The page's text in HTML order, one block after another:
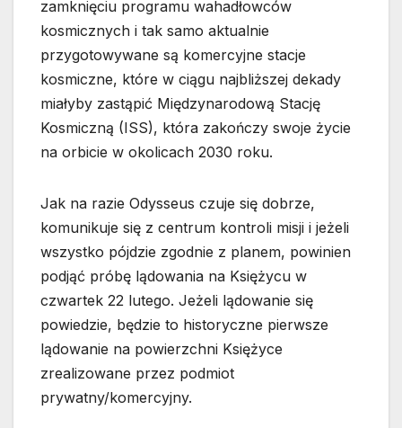
zamknięciu programu wahadłowców
kosmicznych i tak samo aktualnie
przygotowywane są komercyjne stacje
kosmiczne, które w ciągu najbliższej dekady
miałyby zastąpić Międzynarodową Stację
Kosmiczną (ISS), która zakończy swoje życie
na orbicie w okolicach 2030 roku.
Jak na razie Odysseus czuje się dobrze,
komunikuje się z centrum kontroli misji i jeżeli
wszystko pójdzie zgodnie z planem, powinien
podjąć próbę lądowania na Księżycu w
czwartek 22 lutego. Jeżeli lądowanie się
powiedzie, będzie to historyczne pierwsze
lądowanie na powierzchni Księżyce
zrealizowane przez podmiot
prywatny/komercyjny.